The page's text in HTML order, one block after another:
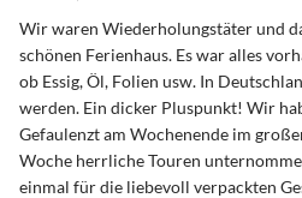
Wir waren Wiederholungstäter und
schönen Ferienhaus. Es war alles
ob Essig, Öl, Folien usw. In
werden. Ein dicker Pluspunkt! Wir
Gefaulenzt am Wochenende im
Woche herrliche Touren
einmal für die liebevoll verpackten